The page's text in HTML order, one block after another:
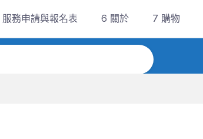
務申請與報名表 6 關於 7 購物